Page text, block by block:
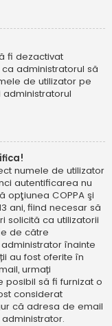
fi dezactivat
administratorul să
de utilizator pe
numele de utilizator
autentificarea nu
opţiunea COPPA şi
ani, fiind necesar să
solicită ca utilizatorii
de către
înainte
au fost oferite în
urmați
posibil să fi furnizat o
considerat
că adresa de email